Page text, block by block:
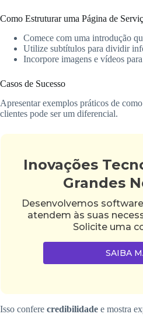
Como Estruturar uma Página de
Comece com uma introdução
Utilize subtítulos para dividir
Incorpore imagens e vídeos
Casos de Sucesso
Apresentar exemplos práticos de
clientes pode ser um diferencial.
Inovações
Grandes
Desenvolvemos
atendem às suas
Solicite uma
SAIBA
Isso confere credibilidade e mostra